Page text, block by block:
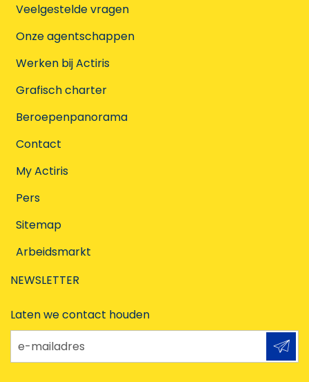
Veelgestelde vragen
Onze agentschappen
Werken bij Actiris
Grafisch charter
Beroepenpanorama
Contact
My Actiris
Pers
Sitemap
Arbeidsmarkt
NEWSLETTER
Laten we contact houden
e-mailadres